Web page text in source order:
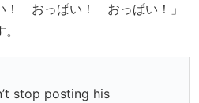
！ おっぱい！ おっぱい！」
stop posting his